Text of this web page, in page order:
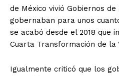
de México vivió Gobiernos
gobernaban para unos
se acabó desde el 2018 que
Cuarta Transformación de la
Igualmente criticó que los